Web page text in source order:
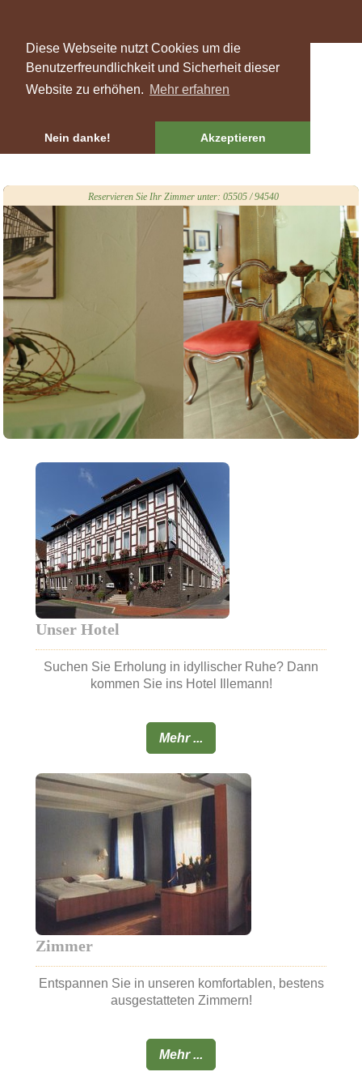
Diese Webseite nutzt Cookies um die
Benutzerfreundlichkeit und Sicherheit dieser
Website zu erhöhen. Mehr erfahren
Nein danke! Akzeptieren
Reservieren Sie Ihr Zimmer unter: 05505 / 94540
Unser Hotel
Suchen Sie Erholung in idyllischer Ruhe? Dann
kommen Sie ins Hotel Illemann!
Mehr ...
Zimmer
Entspannen Sie in unseren komfortablen, bestens
ausgestatteten Zimmern!
Mehr ...